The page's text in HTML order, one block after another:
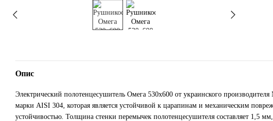
Опис
Электрический полотенцесушитель Омега 530х600 от украинского
марки AISI 304, которая является устойчивой к царапинам и механическим
устойчивостью. Толщина стенки перемычек полотенцесушителя составляет 1,5